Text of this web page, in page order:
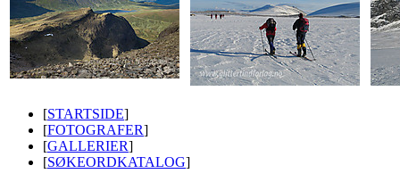
[STARTSIDE]
[FOTOGRAFER]
[GALLERIER]
[SØKEORDKATALOG]